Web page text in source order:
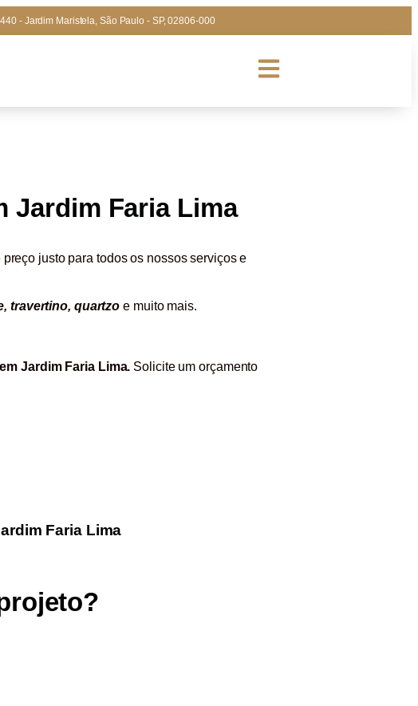
- Jardim Maristela, São Paulo - SP, 02806-000
Jardim Faria Lima
justo para todos os nossos serviços e
travertino, quartzo e muito mais.
Jardim Faria Lima. Solicite um orçamento
Faria Lima